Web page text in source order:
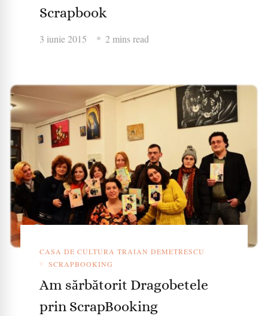
Scrapbook
3 iunie 2015 2 mins read
CASA DE CULTURA TRAIAN DEMETRESCU
SCRAPBOOKING
Am sărbătorit Dragobetele
prin ScrapBooking